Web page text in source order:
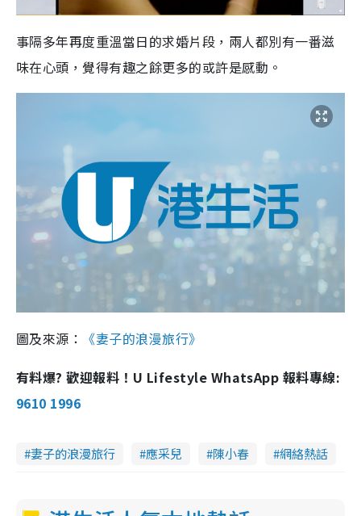
事隔多年再度重溫當日的求婚片段，兩人都別有一番滋
味在心頭，覺得有趣之餘更多的或許是感動。
圖及來源： 《妻子的浪漫旅行》
有料爆? 歡迎報料！U Lifestyle WhatsApp 報料專線:
9610 1996
妻子的浪漫旅行 應采兒 陳小春 網絡熱話